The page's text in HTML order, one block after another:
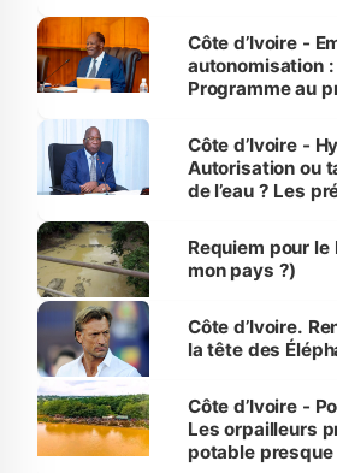
et Yamoussoukro
Côte d’Ivoire -
autonomisation
Programme au
Côte d’Ivoire -
Autorisation ou
de l’eau ? Les
Requiem pour le
mon pays ?)
Côte d’Ivoire.
la tête des
Côte d’Ivoire -
Les orpailleurs
potable